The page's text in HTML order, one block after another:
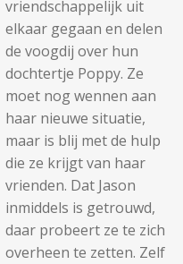
vriendschappelijk uit
elkaar gegaan en delen
de voogdij over hun
dochtertje Poppy. Ze
moet nog wennen aan
haar nieuwe situatie,
maar is blij met de hulp
die ze krijgt van haar
vrienden. Dat Jason
inmiddels is getrouwd,
daar probeert ze te zich
overheen te zetten. Zelf